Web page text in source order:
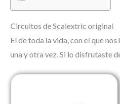
Circuitos de Scalextric original
El de toda la vida, con el que
una y otra vez. Si lo disfrutaste